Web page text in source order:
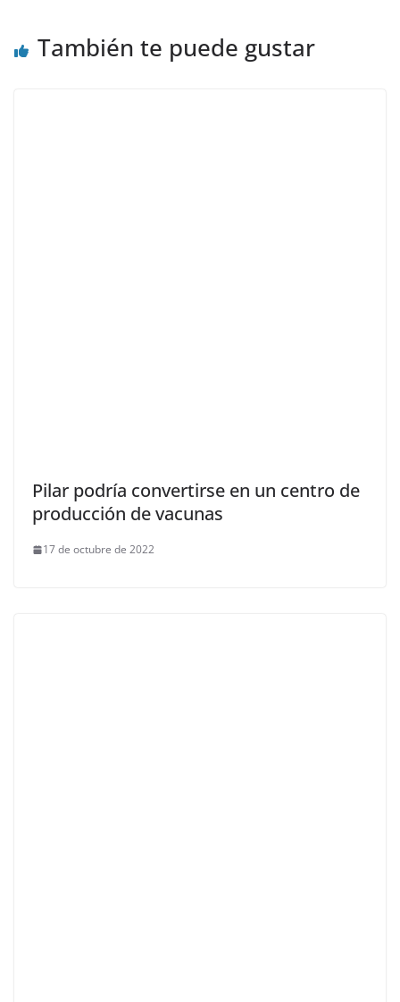
También te puede gustar
Pilar podría convertirse en un centro de
producción de vacunas
17 de octubre de 2022